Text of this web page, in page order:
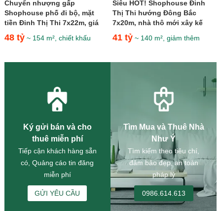
Chuyển nhượng gấp
Shophouse phố đi bộ, mặt
tiền Đinh Thị Thi 7x22m, giá
48 tỷ ~ 154 m², chiết khấu
Siêu HOT! Shophouse Đinh
Thị Thi hướng Đông Bắc
7x20m, nhà thô mới xây kế
phố đi bộ giá 41 tỷ
41 tỷ ~ 140 m², giảm thêm
Ký gửi bán và cho
thuê miễn phí
Tiếp cận khách hàng sẵn
có, Quảng cáo tin đăng
miễn phí
GỬI YÊU CẦU
Tìm Mua và Thuê Nhà
Như Ý
Tìm kiếm theo tiêu chí,
đảm bảo đẹp, an toàn
pháp lý
0986.614.613